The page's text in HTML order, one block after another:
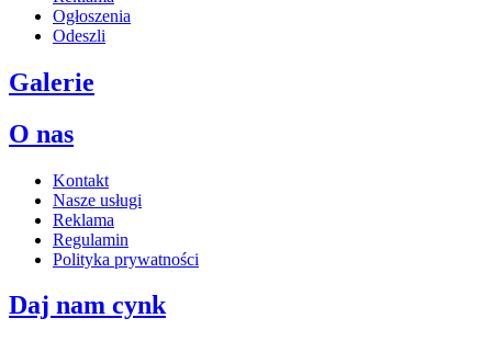
Ogłoszenia
Odeszli
Galerie
O nas
Kontakt
Nasze usługi
Reklama
Regulamin
Polityka prywatności
Daj nam cynk